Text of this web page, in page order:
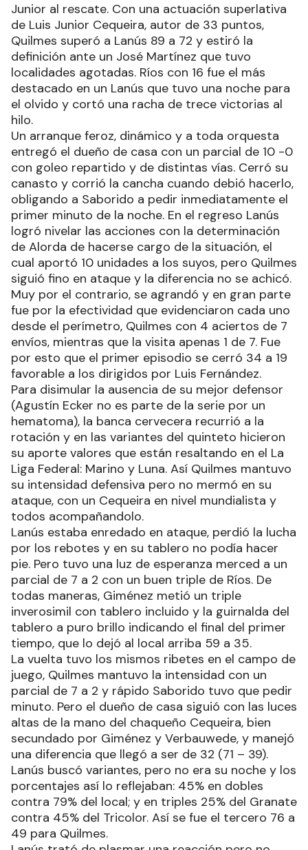
Junior al rescate. Con una actuación superlativa
de Luis Junior Cequeira, autor de 33 puntos,
Quilmes superó a Lanús 89 a 72 y estiró la
definición ante un José Martínez que tuvo
localidades agotadas. Ríos con 16 fue el más
destacado en un Lanús que tuvo una noche para
el olvido y cortó una racha de trece victorias al
hilo.
Un arranque feroz, dinámico y a toda orquesta
entregó el dueño de casa con un parcial de 10 -0
con goleo repartido y de distintas vías. Cerró su
canasto y corrió la cancha cuando debió hacerlo,
obligando a Saborido a pedir inmediatamente el
primer minuto de la noche. En el regreso Lanús
logró nivelar las acciones con la determinación
de Alorda de hacerse cargo de la situación, el
cual aportó 10 unidades a los suyos, pero Quilmes
siguió fino en ataque y la diferencia no se achicó.
Muy por el contrario, se agrandó y en gran parte
fue por la efectividad que evidenciaron cada uno
desde el perímetro, Quilmes con 4 aciertos de 7
envíos, mientras que la visita apenas 1 de 7. Fue
por esto que el primer episodio se cerró 34 a 19
favorable a los dirigidos por Luis Fernández.
Para disimular la ausencia de su mejor defensor
(Agustín Ecker no es parte de la serie por un
hematoma), la banca cervecera recurrió a la
rotación y en las variantes del quinteto hicieron
su aporte valores que están resaltando en el La
Liga Federal: Marino y Luna. Así Quilmes mantuvo
su intensidad defensiva pero no mermó en su
ataque, con un Cequeira en nivel mundialista y
todos acompañandolo.
Lanús estaba enredado en ataque, perdió la lucha
por los rebotes y en su tablero no podía hacer
pie. Pero tuvo una luz de esperanza merced a un
parcial de 7 a 2 con un buen triple de Ríos. De
todas maneras, Giménez metió un triple
inverosimil con tablero incluido y la guirnalda del
tablero a puro brillo indicando el final del primer
tiempo, que lo dejó al local arriba 59 a 35.
La vuelta tuvo los mismos ribetes en el campo de
juego, Quilmes mantuvo la intensidad con un
parcial de 7 a 2 y rápido Saborido tuvo que pedir
minuto. Pero el dueño de casa siguió con las luces
altas de la mano del chaqueño Cequeira, bien
secundado por Giménez y Verbauwede, y manejó
una diferencia que llegó a ser de 32 (71 – 39).
Lanús buscó variantes, pero no era su noche y los
porcentajes así lo reflejaban: 45% en dobles
contra 79% del local; y en triples 25% del Granate
contra 45% del Tricolor. Así se fue el tercero 76 a
49 para Quilmes.